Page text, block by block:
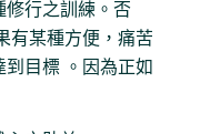
修行之訓練。否
有某種方便，痛苦
目標 。因為正如